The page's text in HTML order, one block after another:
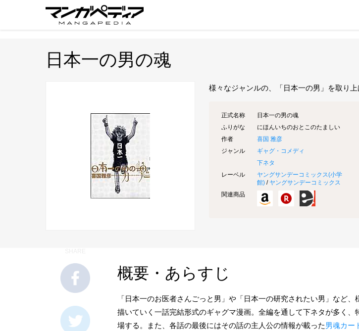
日本一の男の魂
様々なジャンルの、「日本一の男」を取り
正式名称
日本一の男の魂
ふりがな
にほんいちのおとこのたましい
作者
喜国 雅彦
ジャンル
ギャグ・コメディ
下ネタ
レーベル
ヤングサンデーコミックス(小学
館) / ヤングサンデーコミックス
関連商品
概要・あらすじ
「日本一のお医者さんごっと男」や「日本一の研究されたい男」など
描いていく一話完結形式のギャグマ漫画。全編を通して下ネタが多く
場する。また、各話の最後にはその話の主人公の情報が載った男魂カー